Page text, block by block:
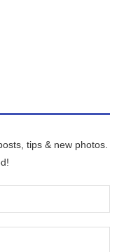
tips & new photos.